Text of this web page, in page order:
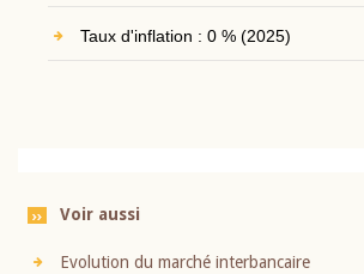
Taux d'inflation : 0 % (2025)
Voir aussi
Evolution du marché interbancaire